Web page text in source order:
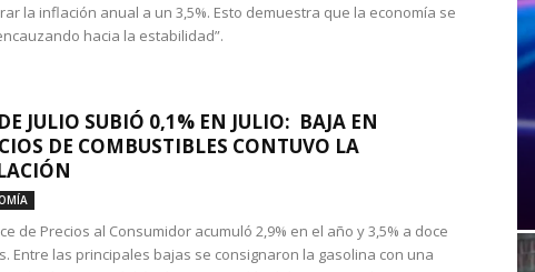
la inflación anual a un 3,5%. Esto demuestra que la economía se
hacia la estabilidad”.
JULIO SUBIÓ 0,1% EN JULIO: BAJA EN
DE COMBUSTIBLES CONTUVO LA
de Precios al Consumidor acumuló 2,9% en el año y 3,5% a doce
Entre las principales bajas se consignaron la gasolina con una